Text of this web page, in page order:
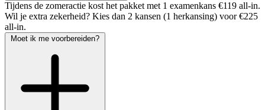
Tijdens de zomeractie kost het pakket met 1 examenkans €119 all-in.
Wil je extra zekerheid? Kies dan 2 kansen (1 herkansing) voor €225
all-in.
Moet ik me voorbereiden?